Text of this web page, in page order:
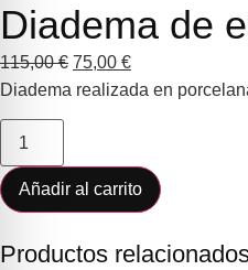
Diadema de
115,00€ 75,00 €
Diadema realizada en
Añadir al carrito
Productos